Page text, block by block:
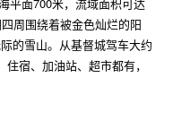
周围绕着被金色灿烂的阳
的雪山。从基督城驾车大约
宿、加油站、超市都有，